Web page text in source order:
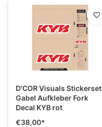
D'COR Visuals Stickerset
Gabel Aufkleber Fork
Decal KYB rot
€38,00*